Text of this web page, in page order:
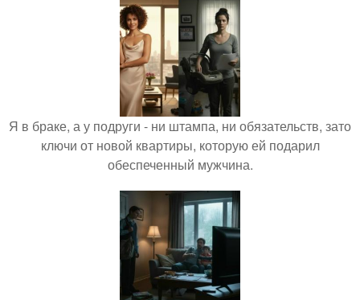
Я в браке, а у подруги - ни штампа, ни обязательств, зато
ключи от новой квартиры, которую ей подарил
обеспеченный мужчина.